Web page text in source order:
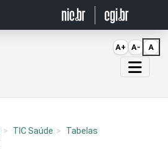
TIC Saúde
Tabelas
A+ A- A